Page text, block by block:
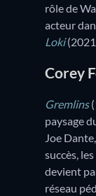
rôle de
acteur
Loki
Corey
Gremlins
paysage
Joe Dante,
succès,
devient
réseau